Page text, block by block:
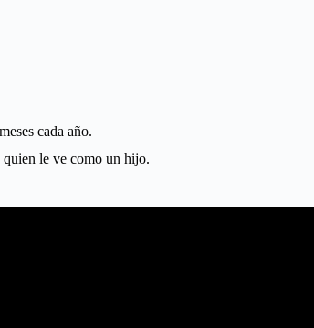
cada año.
le ve como un hijo.